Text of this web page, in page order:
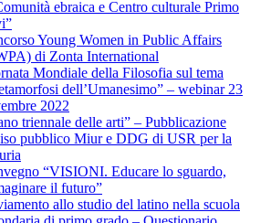
ebraica e Centro culturale Primo
Young Women in Public Affairs
di Zonta International
Mondiale della Filosofia sul tema
dell’Umanesimo” – webinar 23
2022
triennale delle arti” – Pubblicazione
pubblico Miur e DDG di USR per la
“VISIONI. Educare lo sguardo,
il futuro”
allo studio del latino nella scuola